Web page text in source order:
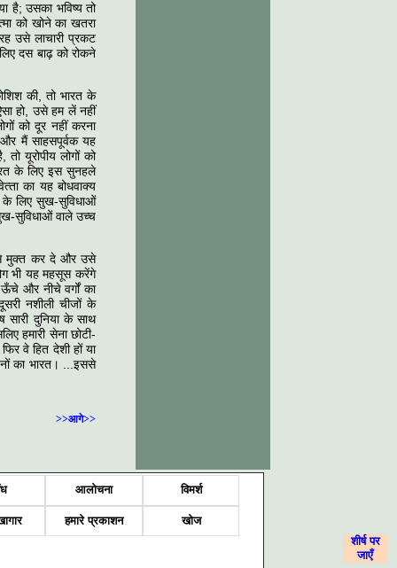
है; उसका भविष्‍य तो
को खोने का खतरा
उसे लाचारी प्रकट
दस बाढ़ को रोकने
की, तो भारत के
हो, उसे हम लें नहीं
को दूर नहीं करना
मैं साहसपूर्वक यह
यूरोपीय लोगों को
के लिए इस सुनहले
का यह बोधवाक्‍य
के लिए सुख-सुविधाओं
सुविधाओं वाले उच्‍च
से मुक्‍त कर दे और उसे
भी यह महसूस करेंगे
और नीचे वर्गों का
नशीली चीजों के
सारी दुनिया के साथ
हमारी सेना छोटी-
वे हित देशी हों या
का भारत। ...इससे
>>आगे>>
शीर्ष पर
जाएँ
शीर्ष पर
जाएँ
आलोचना विमर्श
हमारे प्रकाशन खोज